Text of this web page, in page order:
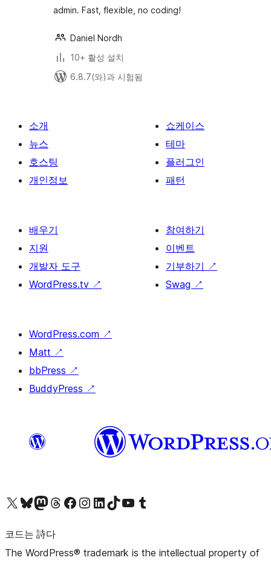
admin. Fast, flexible, no coding!
Daniel Nordh
10+ 활성 설치
6.8.7(와)과 시험됨
소개
뉴스
호스팅
개인정보
쇼케이스
테마
플러그인
패턴
배우기
지원
개발자 도구
WordPress.tv ↗
참여하기
이벤트
기부하기 ↗
Swag ↗
WordPress.com ↗
Matt ↗
bbPress ↗
BuddyPress ↗
X(이전 트위터) 계정 방문하기블루스카이 계정 방문하기마스토돈 계정 방문하기스레드 계정 방문하기 페이스북 페이지 방문하기인스타그램 계정 방문하기 LinkedIn 계정 방문하기틱톡 계정 방문하기유튜브 채널 방문하기 텀블러 계정 방문하기
코드는 詩다
The WordPress® trademark is the intellectual property of